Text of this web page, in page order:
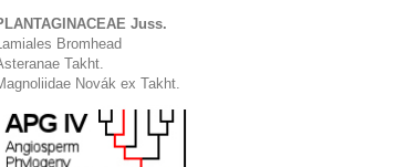
Juss.
Bromhead
Takht.
Novák ex Takht.